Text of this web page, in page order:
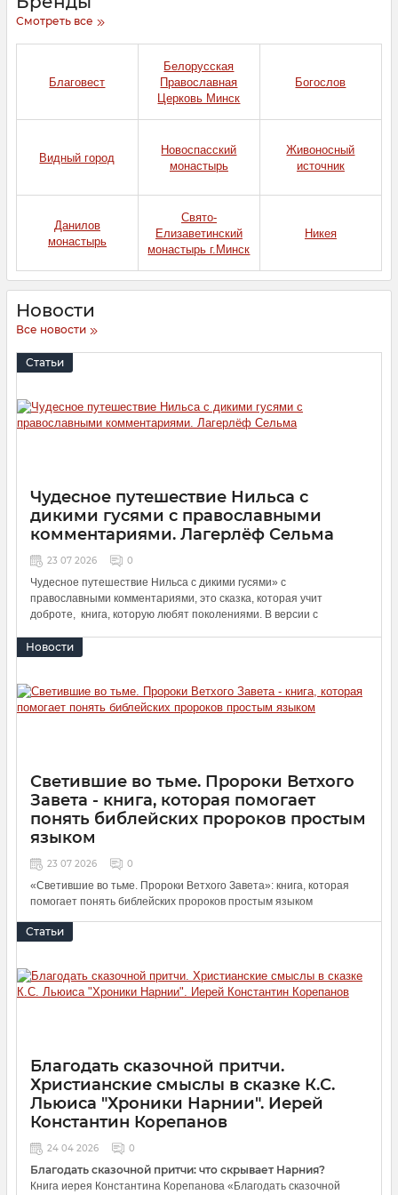
Смотреть все
Благовест
Белорусская
Православная
Церковь Минск
Богослов
Видный город
Новоспасский
монастырь
Живоносный
источник
Данилов
монастырь
Свято-
Елизаветинский
монастырь г.Минск
Никея
Новости
Все новости
Статьи
Чудесное путешествие Нильса с
дикими гусями с православными
комментариями. Лагерлёф Сельма
23 07 2026 0
Чудесное путешествие Нильса с дикими гусями» с
православными комментариями, это сказка, которая учит
доброте, книга, которую любят поколениями. В версии с
с новой стороны: она не просто увлекает приключениями, но и
Новости
Светившие во тьме. Пророки Ветхого
Завета - книга, которая помогает
понять библейских пророков простым
языком
23 07 2026 0
«Светившие во тьме. Пророки Ветхого Завета»: книга, которая
помогает понять библейских пророков простым языком
их слова до сих пор важны? Книга А. Кашкина и М. Бирюковой
хочет взглянуть на знакомые имена по‑новому.
Статьи
Благодать сказочной притчи.
Христианские смыслы в сказке К.С.
Льюиса "Хроники Нарнии". Иерей
Константин Корепанов
24 04 2026 0
Благодать сказочной притчи: что скрывает Нарния?
Книга иерея Константина Корепанова «Благодать сказочной